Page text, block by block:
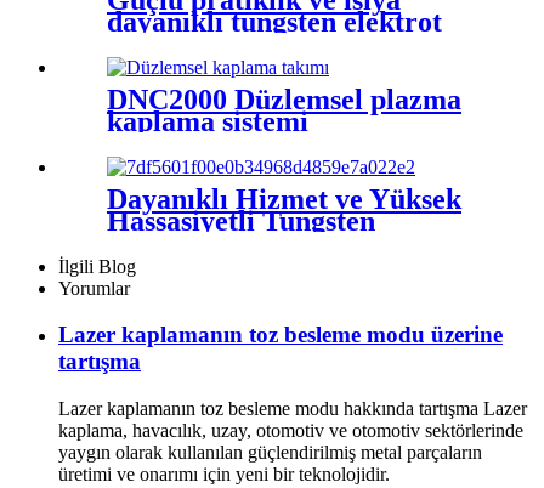
dayanıklı tungsten elektrot
DNC2000 Düzlemsel plazma
kaplama sistemi
Dayanıklı Hizmet ve Yüksek
Hassasiyetli Tungsten
Kalibratörü
İlgili Blog
Yorumlar
Lazer kaplamanın toz besleme modu üzerine
tartışma
Lazer kaplamanın toz besleme modu hakkında tartışma Lazer
kaplama, havacılık, uzay, otomotiv ve otomotiv sektörlerinde
yaygın olarak kullanılan güçlendirilmiş metal parçaların
üretimi ve onarımı için yeni bir teknolojidir.